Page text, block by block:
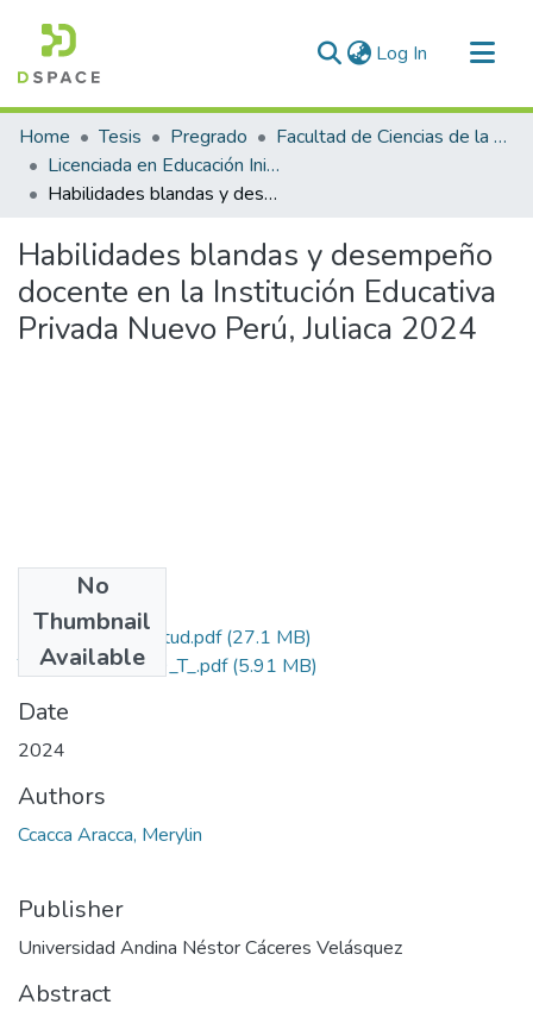
Log In (current)
Communities & Collections
All of DSpace
Statistics
Home Tesis Pregrado
Facultad de Ciencias de la Educación
Licenciada en Educación Inicial Intercultural Bilingüe
Habilidades blandas y desempeño docente en la Institución Educativa Privada Nuevo Perú, Juliaca 2024
Habilidades blandas y desempeño
docente en la Institución Educativa
Privada Nuevo Perú, Juliaca 2024
No
Thumbnail
Available
Grado de Similitud.pdf(27.1 MB)
T036_70557859_T_.pdf(5.91 MB)
Date
2024
Authors
Ccacca Aracca, Merylin
Publisher
Universidad Andina Néstor Cáceres Velásquez
Abstract